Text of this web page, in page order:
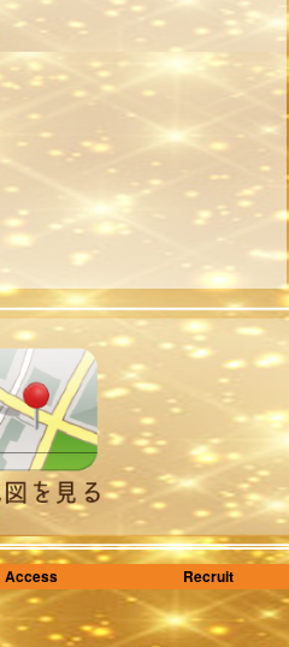
Access Recruit